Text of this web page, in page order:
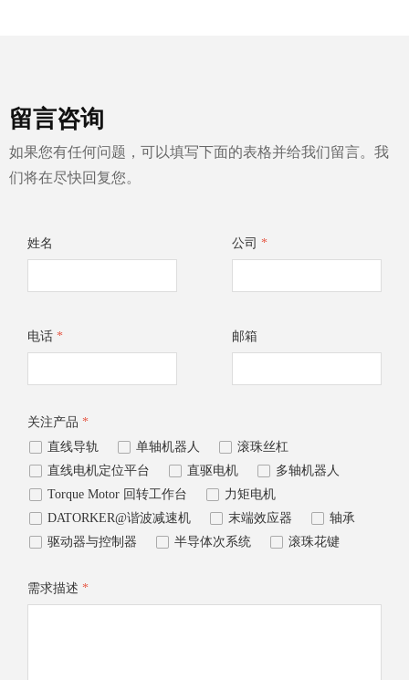
留言咨询
如果您有任何问题，可以填写下面的表格并给我们留言。我
们将在尽快回复您。
姓名 公司 *
电话 * 邮箱
关注产品 *
直线导轨 单轴机器人 滚珠丝杠
直线电机定位平台 直驱电机 多轴机器人
Torque Motor 回转工作台 力矩电机
DATORKER@谐波减速机 末端效应器 轴承
驱动器与控制器 半导体次系统 滚珠花键
需求描述 *